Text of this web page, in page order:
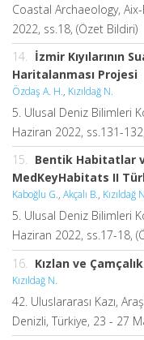
Coastal Archaeology,
2022, ss.18, (Özet Bildiri)
14.
İzmir Kıyılarının
Haritalanması Projesi
Özdaş A. H., Kızıldağ N.
5. Ulusal Deniz Bilimleri
Haziran 2022, ss.131-
15.
Bentik Habitatlar
MedKeyHabitats II
Kaboğlu G., Akçalı B., Kızıldağ
5. Ulusal Deniz Bilimleri
Haziran 2022, ss.17-18,
16. Kızlan ve
Kızıldağ N.
42. Uluslararası Kazı,
Denizli, Türkiye, 23 - 27